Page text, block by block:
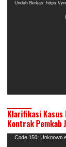
Unduh Berkas: https://
Klarifikasi Kasus
Kontrak Pemkab
Pemutar
Code 150: Unknown